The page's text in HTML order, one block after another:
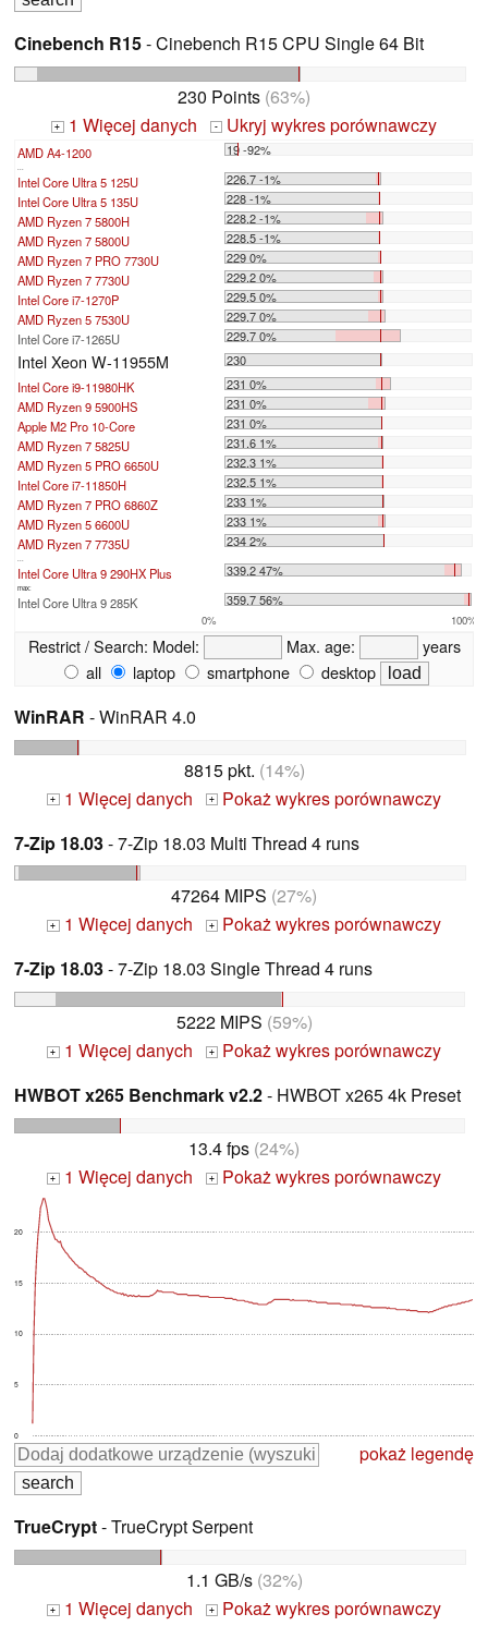
Cinebench R15- Cinebench R15 CPU Single 64 Bit
230 Points (63%)
+ 1 Więcej danych - Ukryj wykres porównawczy
AMD A4-1200 19 -92%
Intel Core Ultra 5 125U
226.7 -1%
Intel Core Ultra 5 135U
228 -1%
AMD Ryzen 7 5800H
228.2 -1%
AMD Ryzen 7 5800U
228.5 -1%
AMD Ryzen 7 PRO 7730U
229 0%
AMD Ryzen 7 7730U
229.2 0%
Intel Core i7-1270P
229.5 0%
AMD Ryzen 5 7530U
229.7 0%
Intel Core i7-1265U
229.7 0%
Intel Xeon W-11955M
230
Intel Core i9-11980HK
231 0%
AMD Ryzen 9 5900HS
231 0%
Apple M2 Pro 10-Core
231 0%
AMD Ryzen 7 5825U
231.6 1%
AMD Ryzen 5 PRO 6650U
232.3 1%
Intel Core i7-11850H
232.5 1%
AMD Ryzen 7 PRO 6860Z
233 1%
AMD Ryzen 5 6600U
233 1%
AMD Ryzen 7 7735U
234 2%
Intel Core Ultra 9 290HX Plus 339.2 47%
max:
Intel Core Ultra 9 285K 359.7 56%
0% 100%
Restrict / Search: Model: Max. age:
years
all
laptop smartphone desktop
WinRAR - WinRAR 4.0
8815 pkt. (14%)
+ 1 Więcej danych +
Pokaż wykres porównawczy
7-Zip 18.03- 7-Zip 18.03 Multi Thread 4 runs
47264 MIPS (27%)
+ 1 Więcej danych +
Pokaż wykres porównawczy
7-Zip 18.03- 7-Zip 18.03 Single Thread 4 runs
5222 MIPS (59%)
+ 1 Więcej danych +
Pokaż wykres porównawczy
HWBOT x265 Benchmark v2.2- HWBOT x265 4k Preset
13.4 fps (24%)
+ 1 Więcej danych + Pokaż wykres porównawczy
0
5
10
15
20
pokaż legendę
TrueCrypt- TrueCrypt Serpent
1.1 GB/s(32%)
+ 1 Więcej danych + Pokaż wykres porównawczy